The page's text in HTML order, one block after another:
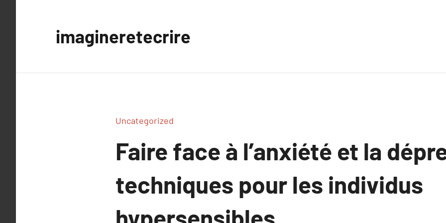
imagineretecrire
Uncategorized
Faire face à l’anxiété et la
techniques pour les individus